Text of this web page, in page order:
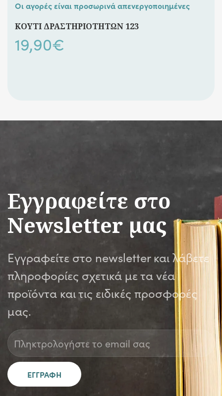
Οι αγορές είναι προσωρινά απενεργοποιημένες
ΚΟΥΤΙ ΔΡΑΣΤΗΡΙΟΤΗΤΩΝ 123
19,90€
Εγγραφείτε στο
Newsletter μας
Εγγραφείτε στο newsletter και λάβετε
πληροφορίες σχετικά με τα νέα
προϊόντα και τις ειδικές προσφορές
μας.